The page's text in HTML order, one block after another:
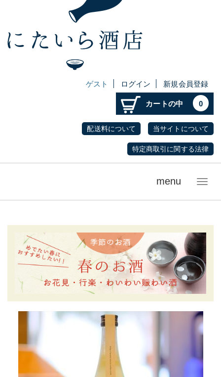
ゲスト ログイン 新規会員登録
カートの中 0
配送料について 当サイトについて
特定商取引に関する法律
メ
menu